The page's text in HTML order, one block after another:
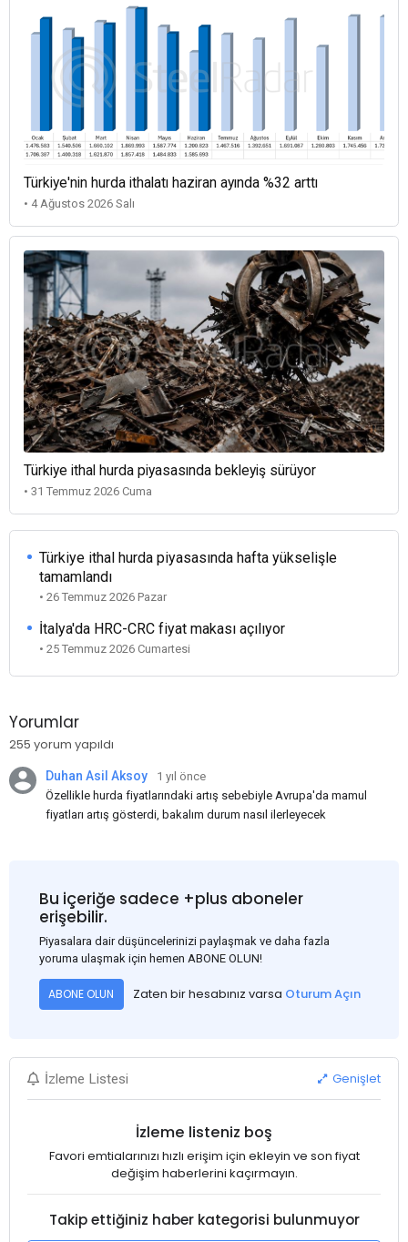
Türkiye'nin hurda ithalatı haziran ayında %32 arttı
• 4 Ağustos 2026 Salı
Türkiye ithal hurda piyasasında bekleyiş sürüyor
• 31 Temmuz 2026 Cuma
Türkiye ithal hurda piyasasında hafta yükselişle
tamamlandı
• 26 Temmuz 2026 Pazar
İtalya'da HRC-CRC fiyat makası açılıyor
• 25 Temmuz 2026 Cumartesi
Yorumlar
255 yorum yapıldı
Duhan Asil Aksoy
1 yıl önce
Özellikle hurda fiyatlarındaki artış sebebiyle Avrupa'da mamul
fiyatları artış gösterdi, bakalım durum nasıl ilerleyecek
Bu içeriğe sadece +plus aboneler
erişebilir.
Piyasalara dair düşüncelerinizi paylaşmak ve daha fazla
yoruma ulaşmak için hemen ABONE OLUN!
ABONE OLUN Zaten bir hesabınız varsa Oturum Açın
İzleme Listesi Genişlet
İzleme listeniz boş
Favori emtialarınızı hızlı erişim için ekleyin ve son fiyat
değişim haberlerini kaçırmayın.
Takip ettiğiniz haber kategorisi bulunmuyor